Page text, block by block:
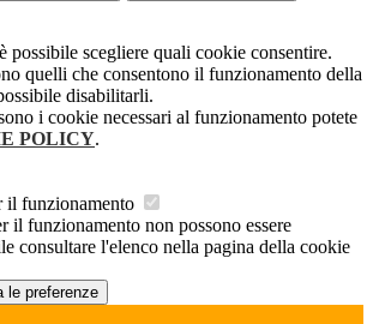
possibile scegliere quali cookie consentire.
quelli che consentono il funzionamento della
disabilitarli.
i cookie necessari al funzionamento potete
POLICY.
il funzionamento
il funzionamento non possono essere
consultare l'elenco nella pagina della cookie
le preferenze